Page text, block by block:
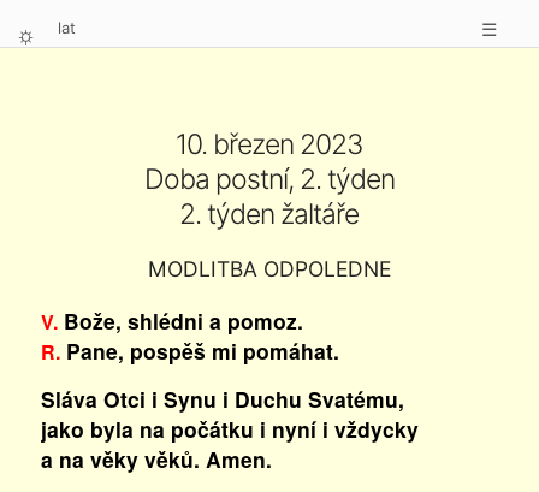
⛭ lat ☰
10. březen 2023
Doba postní, 2. týden
2. týden žaltáře
MODLITBA ODPOLEDNE
V.Bože, shlédni a pomoz.
R.Pane, pospěš mi pomáhat.
Sláva Otci i Synu i Duchu Svatému,
jako byla na počátku i nyní i vždycky
a na věky věků. Amen.